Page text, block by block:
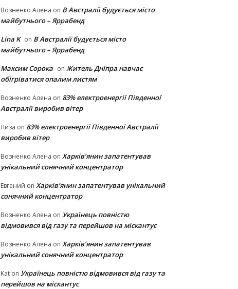
Возненко Алена on В Австралії будується місто
майбутнього – Яррабенд
Lina K on В Австралії будується місто
майбутнього – Яррабенд
Максим Сорока on Житель Дніпра навчає
обігріватися опалим листям
Возненко Алена on 83% електроенергії Південної
Австралії виробив вітер
Лиза on 83% електроенергії Південної Австралії
виробив вітер
Возненко Алена on Харків’янин запатентував
унікальний сонячний концентратор
Евгений on Харків’янин запатентував унікальний
сонячний концентратор
Возненко Алена on Українець повністю
відмовився від газу та перейшов на міскантус
Возненко Алена on Харків’янин запатентував
унікальний сонячний концентратор
Kat on Українець повністю відмовився від газу та
перейшов на міскантус